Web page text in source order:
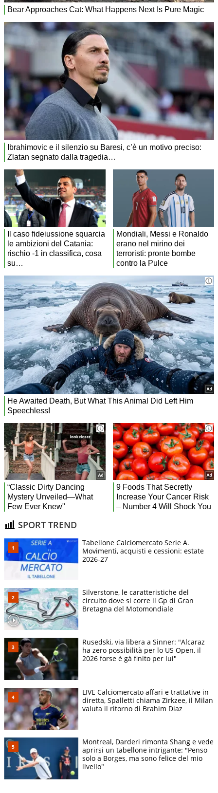
SPORT TREND
Tabellone Calciomercato Serie A.
Movimenti, acquisti e cessioni: estate
2026-27
Silverstone, le caratteristiche del
circuito dove si corre il Gp di Gran
Bretagna del Motomondiale
Rusedski, via libera a Sinner: "Alcaraz
ha zero possibilità per lo US Open, il
2026 forse è gà finito per lui"
LIVE Calciomercato affari e trattative in
diretta, Spalletti chiama Zirkzee, il Milan
valuta il ritorno di Brahim Diaz
Montreal, Darderi rimonta Shang e vede
aprirsi un tabellone intrigante: "Penso
solo a Borges, ma sono felice del mio
livello"